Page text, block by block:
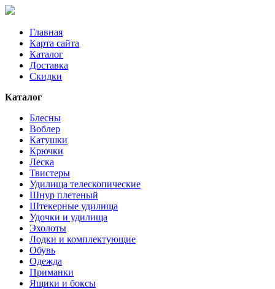
Главная
Карта сайта
Каталог
Доставка
Скидки
Каталог
Блесны
Воблер
Катушки
Крючки
Леска
Твистеры
Удилища телескопические
Шнур плетеный
Штекерные удилища
Удочки и удилища
Эхолоты
Лодки и комплектующие
Обувь
Одежда
Приманки
Ящики и боксы